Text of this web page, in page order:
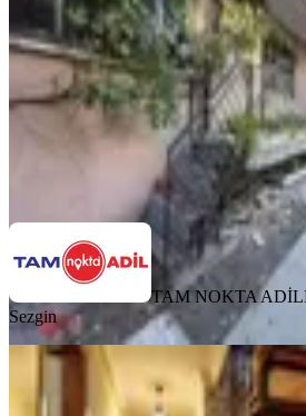
3+1·150 m²·Düz
2.700.000 ₺
Mustafa Sezgin
TAM NOKTA ADİL
Sezgin
BALKONLU
Bergama
7+2 Dublexs